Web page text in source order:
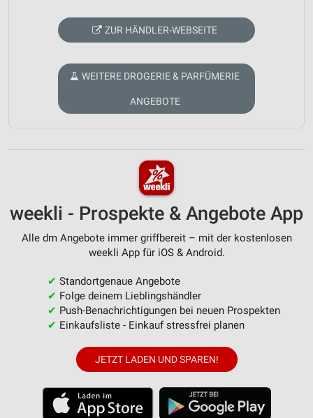
ZUR HÄNDLER-WEBSEITE
WEITERE DROGERIE & PARFÜMERIE
ANGEBOTE
weekli - Prospekte & Angebote App
Alle dm Angebote immer griffbereit – mit der kostenlosen
weekli App für iOS & Android.
✔ Standortgenaue Angebote
✔ Folge deinem Lieblingshändler
✔ Push-Benachrichtigungen bei neuen Prospekten
✔ Einkaufsliste - Einkauf stressfrei planen
JETZT LADEN UND SPAREN!